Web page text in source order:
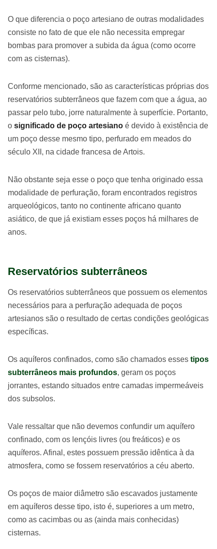
O que diferencia o poço artesiano de outras modalidades
consiste no fato de que ele não necessita empregar
bombas para promover a subida da água (como ocorre
com as cisternas).
Conforme mencionado, são as características próprias dos
reservatórios subterrâneos que fazem com que a água, ao
passar pelo tubo, jorre naturalmente à superfície. Portanto,
o significado de poço artesiano é devido à existência de
um poço desse mesmo tipo, perfurado em meados do
século XII, na cidade francesa de Artois.
Não obstante seja esse o poço que tenha originado essa
modalidade de perfuração, foram encontrados registros
arqueológicos, tanto no continente africano quanto
asiático, de que já existiam esses poços há milhares de
anos.
Reservatórios subterrâneos
Os reservatórios subterrâneos que possuem os elementos
necessários para a perfuração adequada de poços
artesianos são o resultado de certas condições geológicas
específicas.
Os aquíferos confinados, como são chamados esses tipos
subterrâneos mais profundos, geram os poços
jorrantes, estando situados entre camadas impermeáveis
dos subsolos.
Vale ressaltar que não devemos confundir um aquífero
confinado, com os lençóis livres (ou freáticos) e os
aquíferos. Afinal, estes possuem pressão idêntica à da
atmosfera, como se fossem reservatórios a céu aberto.
Os poços de maior diâmetro são escavados justamente
em aquíferos desse tipo, isto é, superiores a um metro,
como as cacimbas ou as (ainda mais conhecidas)
cisternas.